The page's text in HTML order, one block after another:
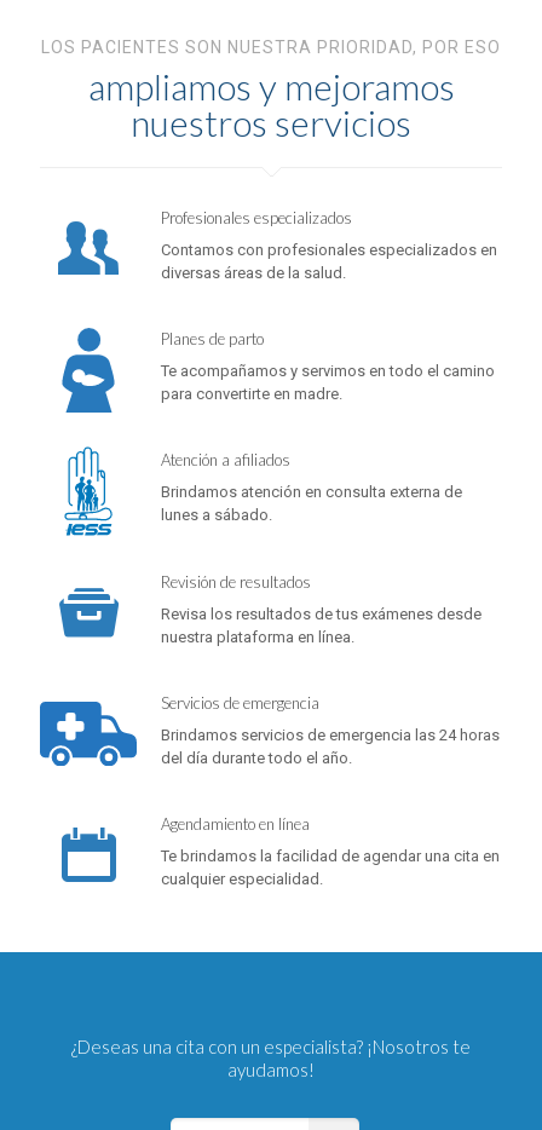
LOS PACIENTES SON NUESTRA PRIORIDAD, POR ESO
ampliamos y mejoramos
nuestros servicios
Profesionales especializados
Contamos con profesionales especializados en
diversas áreas de la salud.
Planes de parto
Te acompañamos y servimos en todo el camino
para convertirte en madre.
Atención a afiliados
Brindamos atención en consulta externa de
lunes a sábado.
Revisión de resultados
Revisa los resultados de tus exámenes desde
nuestra plataforma en línea.
Servicios de emergencia
Brindamos servicios de emergencia las 24 horas
del día durante todo el año.
Agendamiento en línea
Te brindamos la facilidad de agendar una cita en
cualquier especialidad.
¿Deseas una cita con un especialista? ¡Nosotros te
ayudamos!